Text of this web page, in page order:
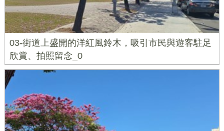
03-街道上盛開的洋紅風鈴木，吸引市民與遊客駐足
欣賞、拍照留念_0